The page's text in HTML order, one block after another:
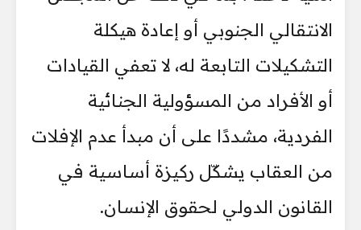
الانتقالي الجنوبي أو إعادة هيكلة
التشكيلات التابعة له، لا تعفي القيادات
أو الأفراد من المسؤولية الجنائية
الفردية، مشددًا على أن مبدأ عدم الإفلات
من العقاب يشكّل ركيزة أساسية في
القانون الدولي لحقوق الإنسان.